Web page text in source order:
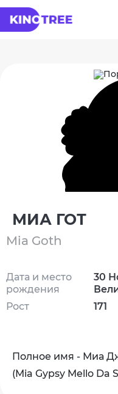
МИА ГОТ
Mia Goth
Дата и место
рождения
Рост
30
171
Полное имя - Миа
(Mia Gypsy Mello Da